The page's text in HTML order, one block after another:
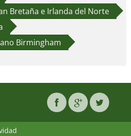
Bretaña e Irlanda del Norte
Birmingham